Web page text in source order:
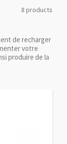
8 products
de recharger
votre
produire de la